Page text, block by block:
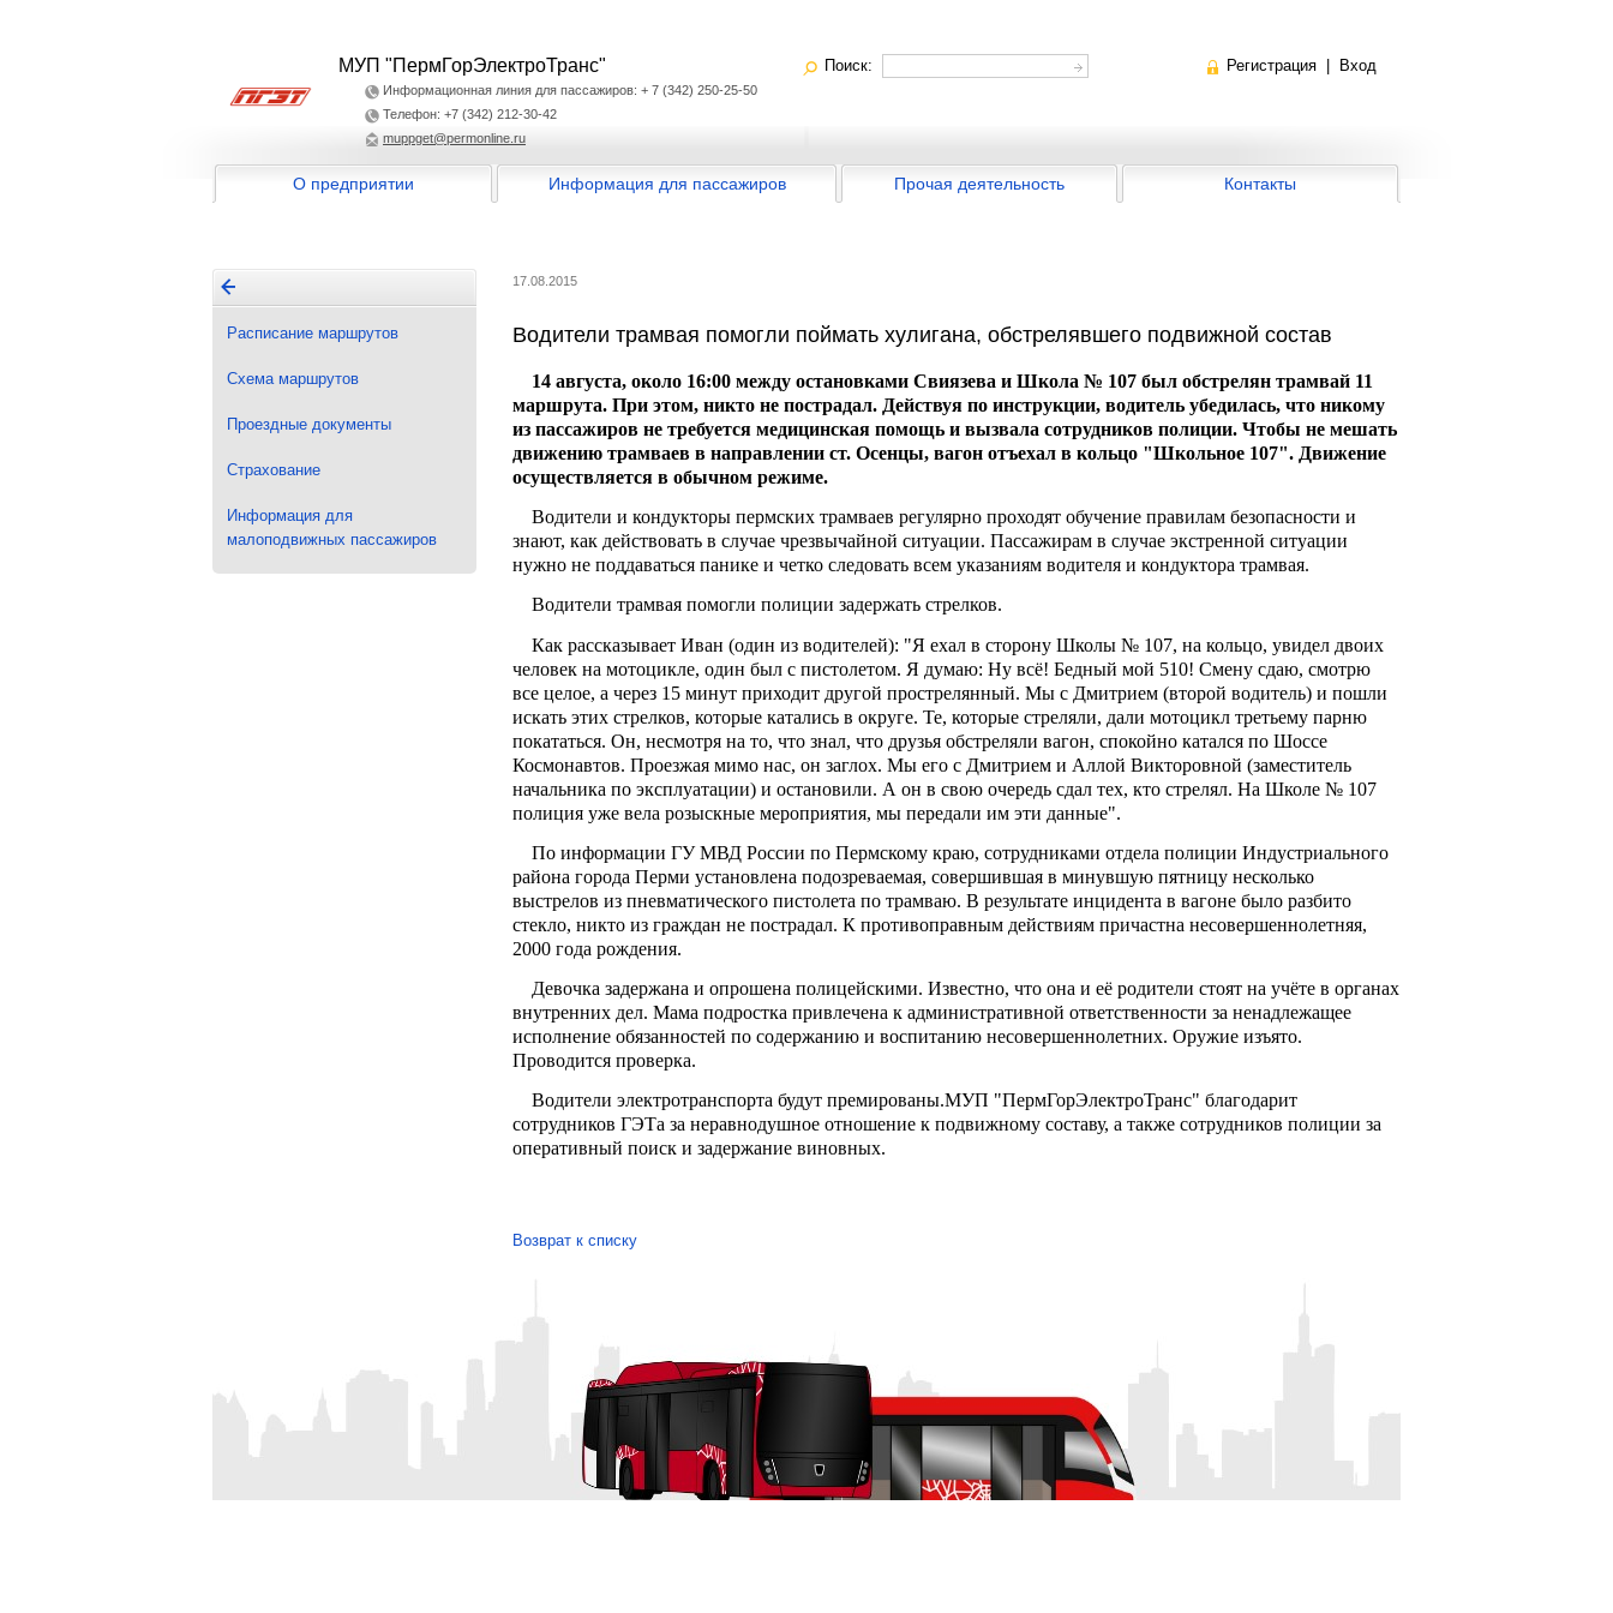
МУП "ПермГорЭлектроТранс"
Информационная линия для пассажиров: + 7 (342) 250-25-50
Телефон: +7 (342) 212-30-42
muppget@permonline.ru
Поиск: Регистрация Вход
О предприятии Информация для пассажиров Прочая деятельность Контакты
Расписание маршрутов
Схема маршрутов
Проездные документы
Страхование
Информация для
малоподвижных пассажиров
17.08.2015
Водители трамвая помогли поймать хулигана, обстрелявшего подвижной состав
14 августа, около 16:00 между остановками Свиязева и Школа № 107 был обстрелян трамвай 11
маршрута. При этом, никто не пострадал. Действуя по инструкции, водитель убедилась, что никому
из пассажиров не требуется медицинская помощь и вызвала сотрудников полиции. Чтобы не мешать
движению трамваев в направлении ст. Осенцы, вагон отъехал в кольцо "Школьное 107". Движение
осуществляется в обычном режиме.
Водители и кондукторы пермских трамваев регулярно проходят обучение правилам безопасности и
знают, как действовать в случае чрезвычайной ситуации. Пассажирам в случае экстренной ситуации
нужно не поддаваться панике и четко следовать всем указаниям водителя и кондуктора трамвая.
Водители трамвая помогли полиции задержать стрелков.
Как рассказывает Иван (один из водителей): "Я ехал в сторону Школы № 107, на кольцо, увидел двоих
человек на мотоцикле, один был с пистолетом. Я думаю: Ну всё! Бедный мой 510! Смену сдаю, смотрю
все целое, а через 15 минут приходит другой прострелянный. Мы с Дмитрием (второй водитель) и пошли
искать этих стрелков, которые катались в округе. Те, которые стреляли, дали мотоцикл третьему парню
покататься. Он, несмотря на то, что знал, что друзья обстреляли вагон, спокойно катался по Шоссе
Космонавтов. Проезжая мимо нас, он заглох. Мы его с Дмитрием и Аллой Викторовной (заместитель
начальника по эксплуатации) и остановили. А он в свою очередь сдал тех, кто стрелял. На Школе № 107
полиция уже вела розыскные мероприятия, мы передали им эти данные".
По информации ГУ МВД России по Пермскому краю, сотрудниками отдела полиции Индустриального
района города Перми установлена подозреваемая, совершившая в минувшую пятницу несколько
выстрелов из пневматического пистолета по трамваю. В результате инцидента в вагоне было разбито
стекло, никто из граждан не пострадал. К противоправным действиям причастна несовершеннолетняя,
2000 года рождения.
Девочка задержана и опрошена полицейскими. Известно, что она и её родители стоят на учёте в органах
внутренних дел. Мама подростка привлечена к административной ответственности за ненадлежащее
исполнение обязанностей по содержанию и воспитанию несовершеннолетних. Оружие изъято.
Проводится проверка.
Водители электротранспорта будут премированы.МУП "ПермГорЭлектроТранс" благодарит
сотрудников ГЭТа за неравнодушное отношение к подвижному составу, а также сотрудников полиции за
оперативный поиск и задержание виновных.
Возврат к списку